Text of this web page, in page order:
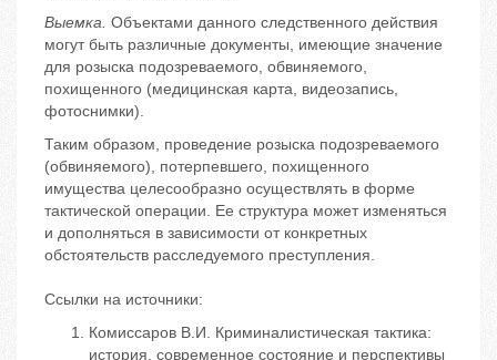
Выемка. Объектами данного следственного действия
могут быть различные документы, имеющие значение
для розыска подозреваемого, обвиняемого,
похищенного (медицинская карта, видеозапись,
фотоснимки).
Таким образом, проведение розыска подозреваемого
(обвиняемого), потерпевшего, похищенного
имущества целесообразно осуществлять в форме
тактической операции. Ее структура может изменяться
и дополняться в зависимости от конкретных
обстоятельств расследуемого преступления.
Ссылки на источники:
Комиссаров В.И. Криминалистическая тактика:
история, современное состояние и перспективы